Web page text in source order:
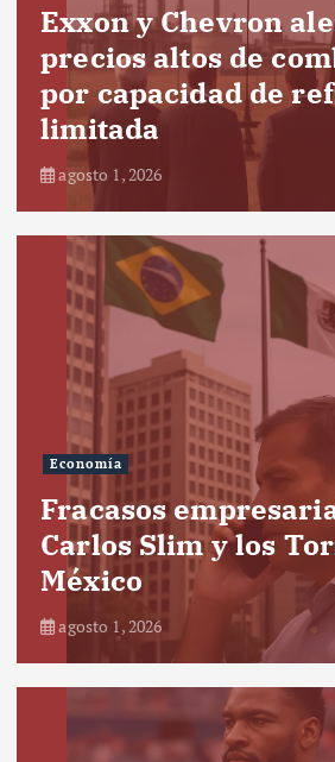
Exxon y Chevron
precios altos de
por capacidad de
limitada
agosto 1, 2026
Economía
Fracasos
Carlos Slim y los
México
agosto 1, 2026